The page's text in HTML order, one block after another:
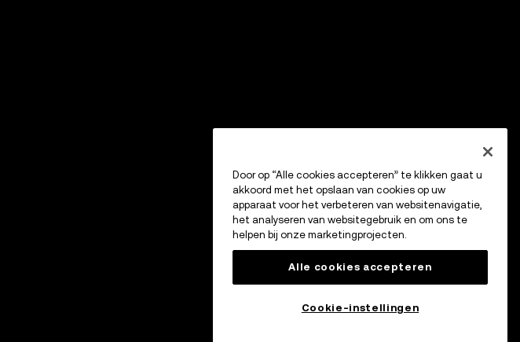
Door op “Alle cookies accepteren” te klikken gaat u
akkoord met het opslaan van cookies op uw
apparaat voor het verbeteren van websitenavigatie,
het analyseren van websitegebruik en om ons te
helpen bij onze marketingprojecten.
Alle cookies accepteren
Cookie-instellingen